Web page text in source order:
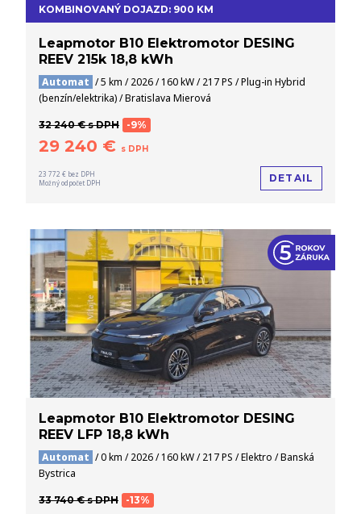
KOMBINOVANÝ DOJAZD: 900 KM
Leapmotor B10 Elektromotor DESING
REEV 215k 18,8 kWh
Automat / 5 km / 2026 / 160 kW / 217 PS / Plug-in Hybrid
(benzín/elektrika) / Bratislava Mierová
32 240 € s DPH -9%
29 240 € s DPH
23 772 € bez DPH
Možný odpočet DPH
DETAIL
Leapmotor B10 Elektromotor DESING
REEV LFP 18,8 kWh
Automat / 0 km / 2026 / 160 kW / 217 PS / Elektro / Banská
Bystrica
33 740 € s DPH -13%